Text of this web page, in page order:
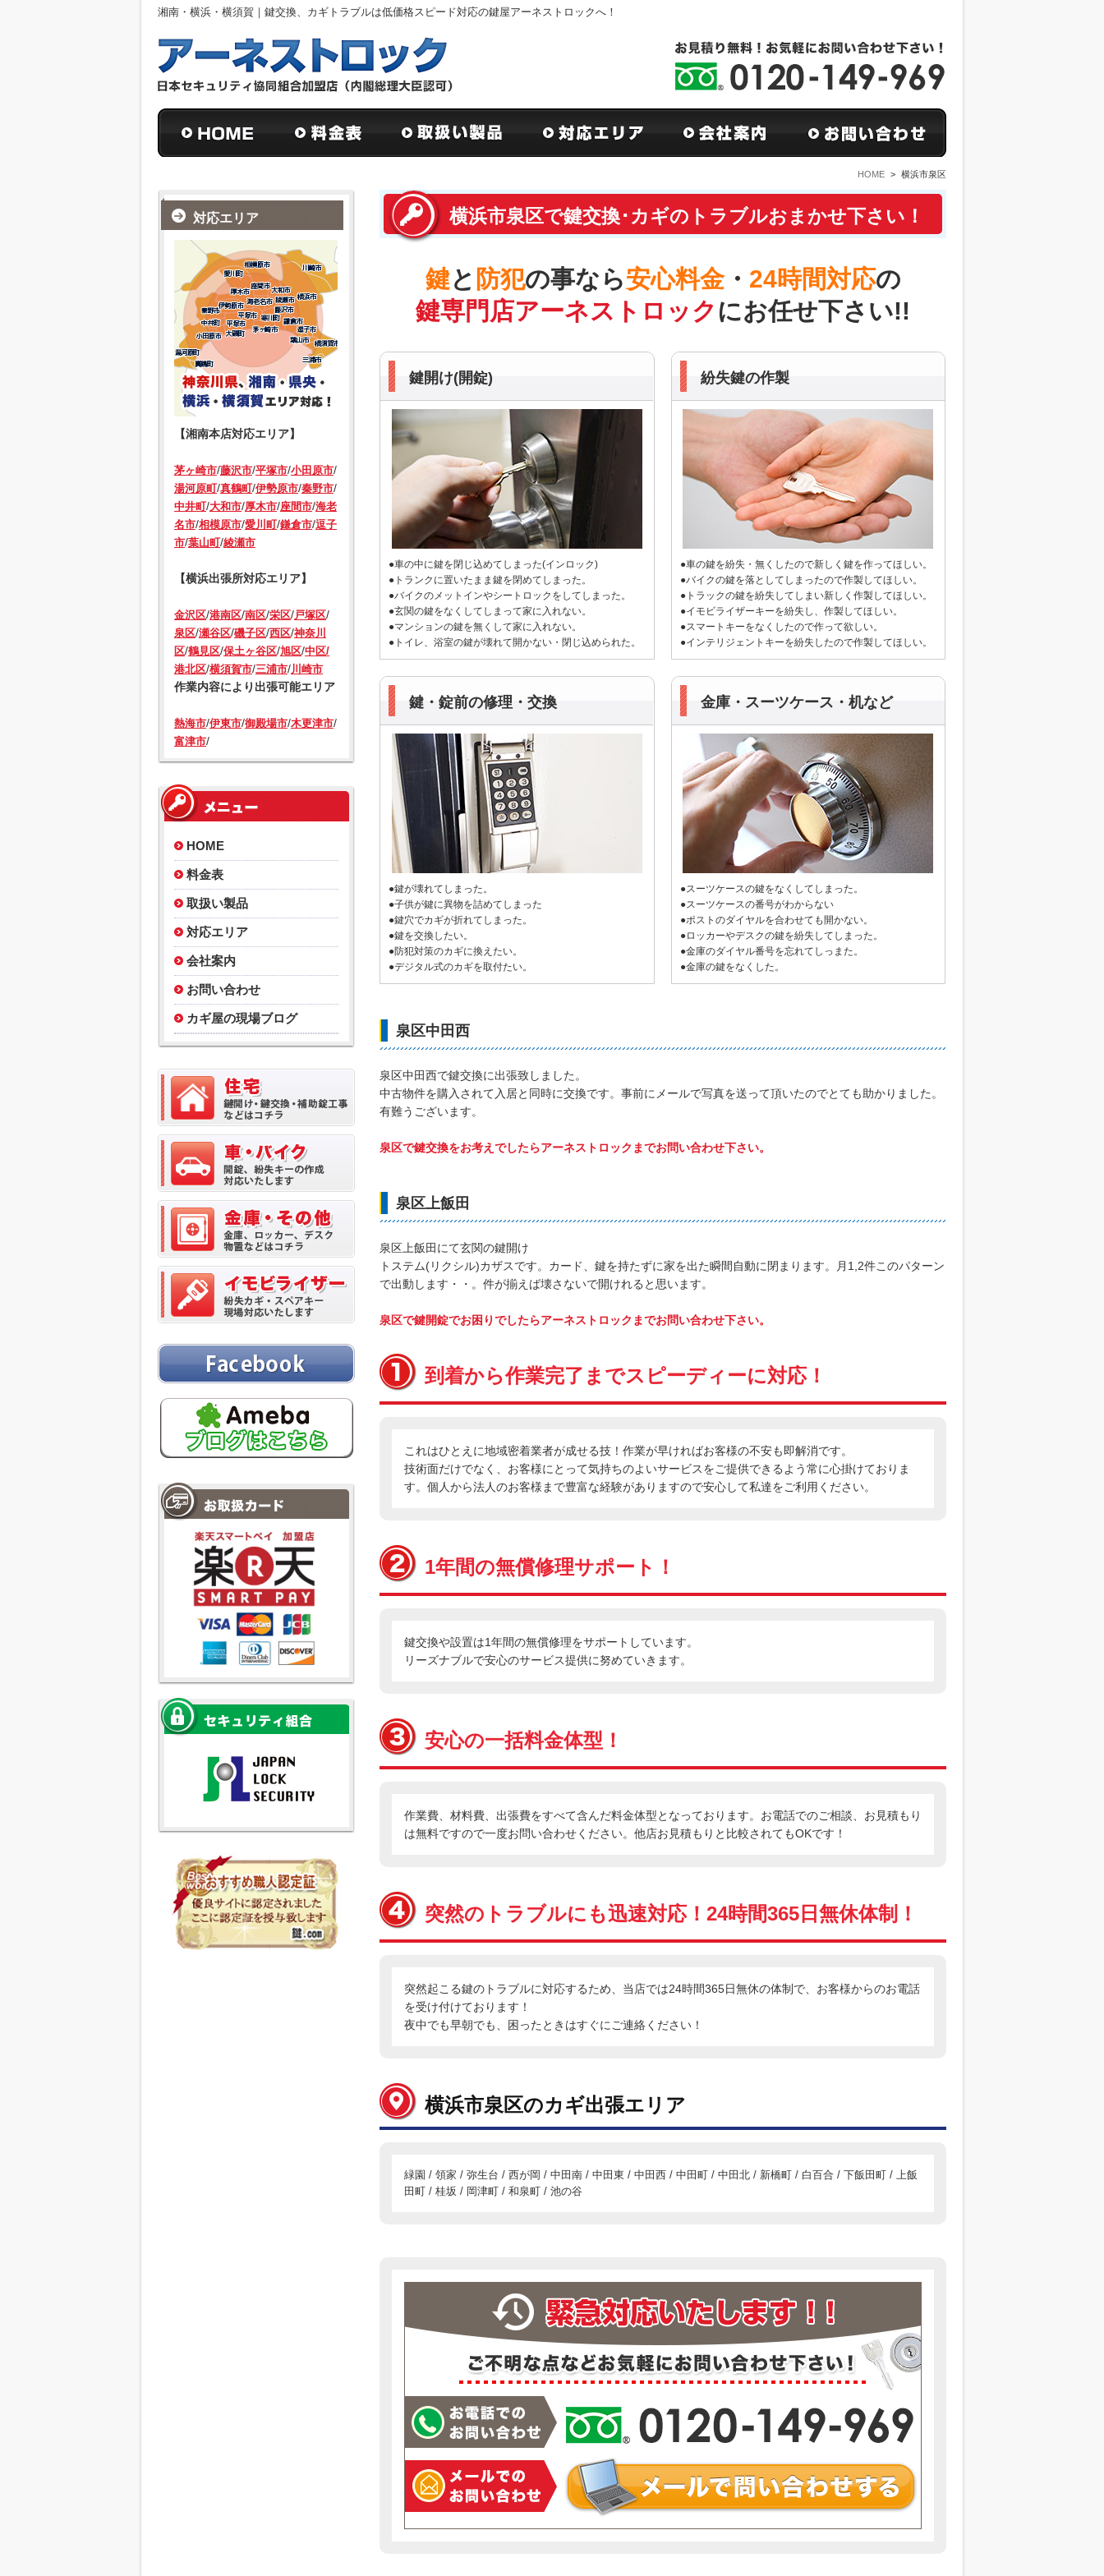
湘南・横浜・横須賀｜鍵交換、カギトラブルは低価格スピード対応の鍵屋アーネストロックへ！
HOME > 横浜市泉区
横浜市泉区で鍵交換･カギのトラブルおまかせ下さい！
鍵と 防犯の事なら安心料金・ 24時間対応の
鍵専門店アーネストロック にお任せ下さい!!
鍵開け(開錠)
●車の中に鍵を閉じ込めてしまった(インロック)
●トランクに置いたまま鍵を閉めてしまった。
●バイクのメットインやシートロックをしてしまった。
●玄関の鍵をなくしてしまって家に入れない。
●マンションの鍵を無くして家に入れない。
●トイレ、浴室の鍵が壊れて開かない・閉じ込められた。
紛失鍵の作製
●車の鍵を紛失・無くしたので新しく鍵を作ってほしい。
●バイクの鍵を落としてしまったので作製してほしい。
●トラックの鍵を紛失してしまい新しく作製してほしい。
●イモビライザーキーを紛失し、作製してほしい。
●スマートキーをなくしたので作って欲しい。
●インテリジェントキーを紛失したので作製してほしい。
鍵・錠前の修理・交換
●鍵が壊れてしまった。
●子供が鍵に異物を詰めてしまった
●鍵穴でカギが折れてしまった。
●鍵を交換したい。
●防犯対策のカギに換えたい。
●デジタル式のカギを取付たい。
金庫・スーツケース・机など
●スーツケースの鍵をなくしてしまった。
●スーツケースの番号がわからない
●ポストのダイヤルを合わせても開かない。
●ロッカーやデスクの鍵を紛失してしまった。
●金庫のダイヤル番号を忘れてしっまた。
●金庫の鍵をなくした。
泉区中田西
泉区中田西で鍵交換に出張致しました。
中古物件を購入されて入居と同時に交換です。事前にメールで写真を送って頂いたのでとても助かりました。
有難うございます。
泉区で鍵交換をお考えでしたらアーネストロックまでお問い合わせ下さい。
泉区上飯田
泉区上飯田にて玄関の鍵開け
トステム(リクシル)カザスです。カード、鍵を持たずに家を出た瞬間自動に閉まります。月1,2件このパターン
で出動します・・。件が揃えば壊さないで開けれると思います。
泉区で鍵開錠でお困りでしたらアーネストロックまでお問い合わせ下さい。
到着から作業完了までスピーディーに対応！
これはひとえに地域密着業者が成せる技！作業が早ければお客様の不安も即解消です。
技術面だけでなく、お客様にとって気持ちのよいサービスをご提供できるよう常に心掛けておりま
す。個人から法人のお客様まで豊富な経験がありますので安心して私達をご利用ください。
1年間の無償修理サポート！
鍵交換や設置は1年間の無償修理をサポートしています。
リーズナブルで安心のサービス提供に努めていきます。
安心の一括料金体型！
作業費、材料費、出張費をすべて含んだ料金体型となっております。お電話でのご相談、お見積もり
は無料ですので一度お問い合わせください。他店お見積もりと比較されてもOKです！
突然のトラブルにも迅速対応！24時間365日無休体制！
突然起こる鍵のトラブルに対応するため、当店では24時間365日無休の体制で、お客様からのお電話
を受け付けております！
夜中でも早朝でも、困ったときはすぐにご連絡ください！
横浜市泉区のカギ出張エリア
緑園 / 領家 / 弥生台 / 西が岡 / 中田南 / 中田東 / 中田西 / 中田町 / 中田北 / 新橋町 / 白百合 / 下飯田町 / 上飯
田町 / 桂坂 / 岡津町 / 和泉町 / 池の谷
対応エリア
【湘南本店対応エリア】
茅ヶ崎市/藤沢市/平塚市/小田原市/
湯河原町/真鶴町/伊勢原市/秦野市/
中井町/大和市/厚木市/座間市/海老
名市/相模原市/愛川町/鎌倉市/逗子
市/葉山町/綾瀬市
【横浜出張所対応エリア】
金沢区/港南区/南区/栄区/戸塚区/
泉区/瀬谷区/磯子区/西区/神奈川
区/鶴見区/保土ヶ谷区/旭区/中区/
港北区/横須賀市/三浦市/川崎市
作業内容により出張可能エリア
熱海市/伊東市/御殿場市/木更津市/
富津市/
HOME
料金表
取扱い製品
対応エリア
会社案内
お問い合わせ
カギ屋の現場ブログ